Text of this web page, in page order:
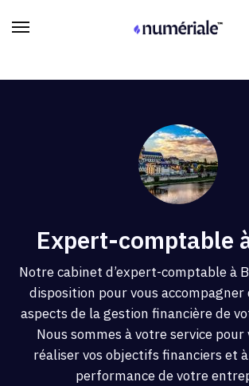
Expert-comptable
Notre cabinet d’expert-comptable à
disposition pour vous accompagner
aspects de la gestion financière de
Nous sommes à votre service pour
réaliser vos objectifs financiers et
performance de votre